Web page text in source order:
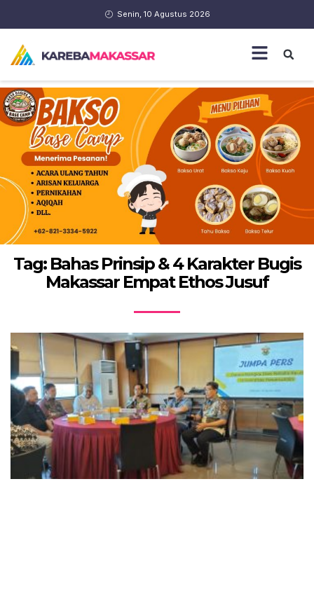
Senin, 10 Agustus 2026
Tag: Bahas Prinsip & 4 Karakter Bugis
Makassar Empat Ethos Jusuf